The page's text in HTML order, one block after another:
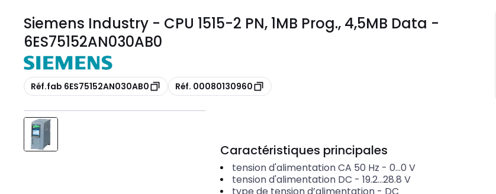
Siemens Industry - CPU 1515-2 PN, 1MB Prog., 4,5MB Data -
6ES75152AN030AB0
Copie
Réf.fab 6ES75152AN030AB0 Copie
Réf. 00080130960
Caractéristiques principales
tension d'alimentation CA 50 Hz - 0...0 V
tension d'alimentation DC - 19.2...28.8 V